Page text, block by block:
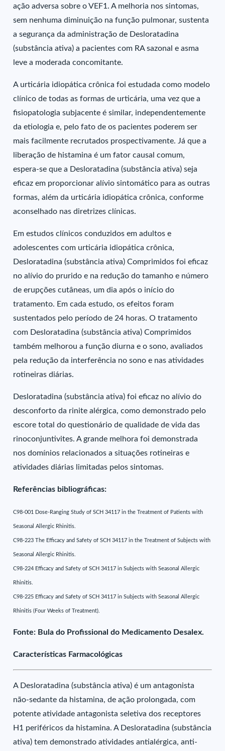
ação adversa sobre o VEF1. A melhoria nos sintomas,
sem nenhuma diminuição na função pulmonar, sustenta
a segurança da administração de Desloratadina
(substância ativa) a pacientes com RA sazonal e asma
leve a moderada concomitante.
A urticária idiopática crônica foi estudada como modelo
clínico de todas as formas de urticária, uma vez que a
fisiopatologia subjacente é similar, independentemente
da etiologia e, pelo fato de os pacientes poderem ser
mais facilmente recrutados prospectivamente. Já que a
liberação de histamina é um fator causal comum,
espera-se que a Desloratadina (substância ativa) seja
eficaz em proporcionar alívio sintomático para as outras
formas, além da urticária idiopática crônica, conforme
aconselhado nas diretrizes clínicas.
Em estudos clínicos conduzidos em adultos e
adolescentes com urticária idiopática crônica,
Desloratadina (substância ativa) Comprimidos foi eficaz
no alívio do prurido e na redução do tamanho e número
de erupções cutâneas, um dia após o início do
tratamento. Em cada estudo, os efeitos foram
sustentados pelo período de 24 horas. O tratamento
com Desloratadina (substância ativa) Comprimidos
também melhorou a função diurna e o sono, avaliados
pela redução da interferência no sono e nas atividades
rotineiras diárias.
Desloratadina (substância ativa) foi eficaz no alívio do
desconforto da rinite alérgica, como demonstrado pelo
escore total do questionário de qualidade de vida das
rinoconjuntivites. A grande melhora foi demonstrada
nos domínios relacionados a situações rotineiras e
atividades diárias limitadas pelos sintomas.
Referências bibliográficas:
C98-001 Dose-Ranging Study of SCH 34117 in the Treatment of Patients with
Seasonal Allergic Rhinitis.
C98-223 The Efficacy and Safety of SCH 34117 in the Treatment of Subjects with
Seasonal Allergic Rhinitis.
C98-224 Efficacy and Safety of SCH 34117 in Subjects with Seasonal Allergic
Rhinitis.
C98-225 Efficacy and Safety of SCH 34117 in Subjects with Seasonal Allergic
Rhinitis (Four Weeks of Treatment).
Fonte: Bula do Profissional do Medicamento Desalex.
Características Farmacológicas
A Desloratadina (substância ativa) é um antagonista
não-sedante da histamina, de ação prolongada, com
potente atividade antagonista seletiva dos receptores
H1 periféricos da histamina. A Desloratadina (substância
ativa) tem demonstrado atividades antialérgica, anti-